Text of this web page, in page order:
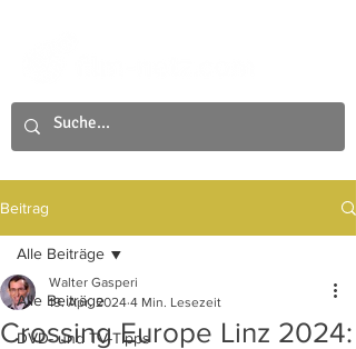
Beitrag
Alle Beiträge
DVD- und TV-Tipps
Alle Beiträge
Crossing Europe Linz 2024:
Walter Gasperi
19. Apr. 2024 4 Min. Lesezeit